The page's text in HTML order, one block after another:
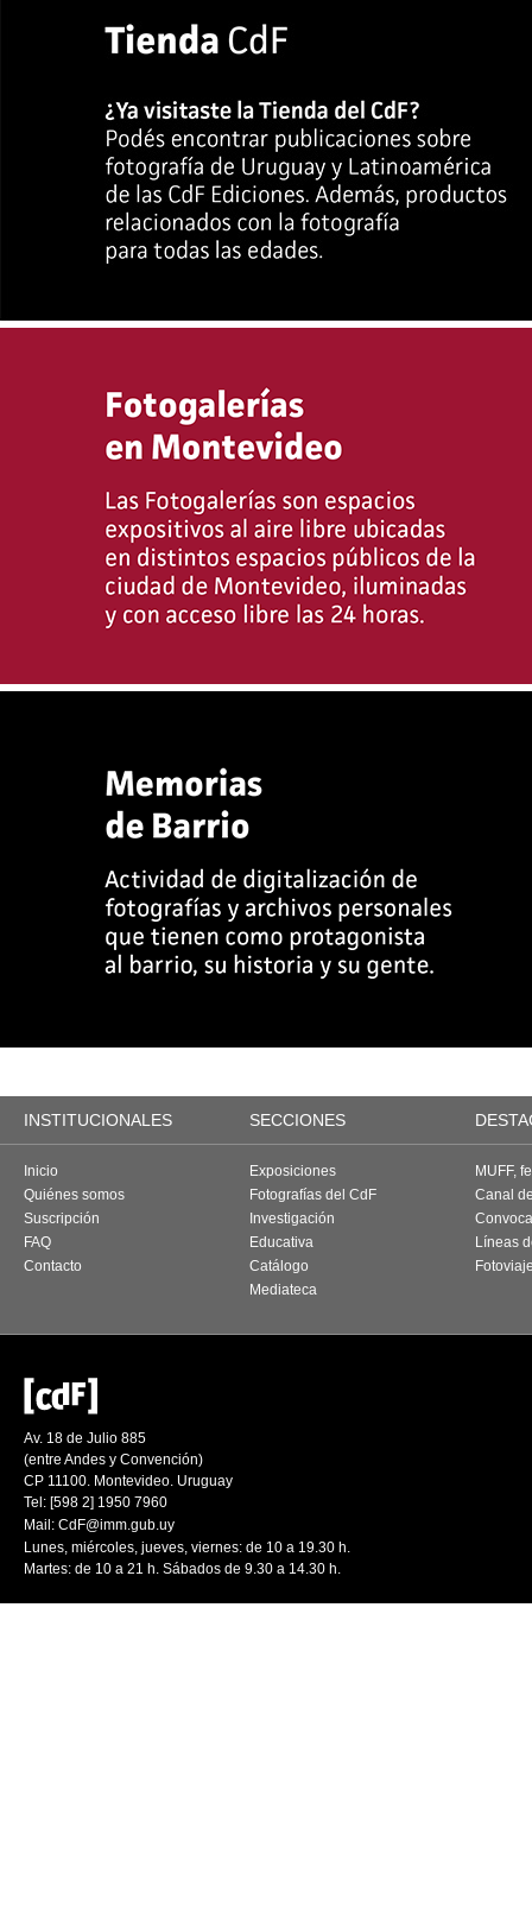
INSTITUCIONALES SECCIONES
Inicio
Quiénes somos
Suscripción
FAQ
Contacto
Exposiciones
Fotografías del CdF
Investigación
Educativa
Catálogo
Mediateca
MUFF,
Canal
Líneas
Av. 18 de Julio 885
(entre Andes y Convención)
CP 11100. Montevideo. Uruguay
Tel: [598 2] 1950 7960
Mail: CdF@imm.gub.uy
Lunes, miércoles, jueves, viernes: de 10 a 19.30 h.
Martes: de 10 a 21 h. Sábados de 9.30 a 14.30 h.